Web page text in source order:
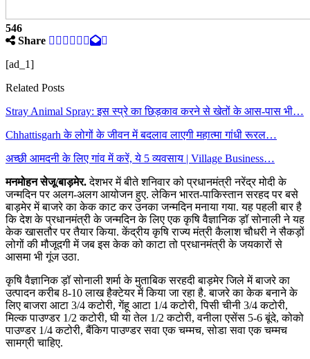
546
Share
[ad_1]
Related Posts
Stray Animal Spray: इस स्प्रे का छिड़काव करने से खेतों के आस-पास भी…
Chhattisgarh के लोगों के जीवन में बदलाव लाएगी महात्मा गांधी रूरल…
अच्छी आमदनी के लिए गांव में करें, ये 5 व्यवसाय | Village Business…
मनमोहन सेजू/बाड़मेर.देशभर में बीते शनिवार को प्रधानमंत्री नरेंद्र मोदी के
जन्मदिन पर अलग-अलग आयोजन हुए. लेकिन भारत-पाकिस्तान सरहद पर बसे
बाड़मेर में बाजरे का केक काट कर उनका जन्मदिन मनाया गया. यह पहली बार है
कि देश के प्रधानमंत्री के जन्मदिन के लिए एक कृषि वैज्ञानिक ड़ॉ सोनाली ने यह
केक खासतौर पर तैयार किया. केंद्रीय कृषि राज्य मंत्री कैलाश चौधरी ने सैकड़ों
लोगों की मौजूदगी में जब इस केक को काटा तो प्रधानमंत्री के जयकारों से
आसमा भी गूंज उठा.
कृषि वैज्ञानिक ड़ॉ सोनाली शर्मा के मुताबिक सरहदी बाड़मेर जिले में बाजरे का
उत्पादन करीब 8-10 लाख हैक्टेयर में किया जा रहा है. बाजरे का केक बनाने के
लिए बाजरा आटा 3/4 कटोरी, गेंहू आटा 1/4 कटोरी, पिसी चीनी 3/4 कटोरी,
मिल्क पाउण्डर 1/2 कटोरी, घी या तेल 1/2 कटोरी, वनीला एसेंस 5-6 बूंदे, कोको
पाउण्डर 1/4 कटोरी, बैंकिग पाउण्डर सवा एक चम्मच, सोडा सवा एक चम्मच
सामग्री चाहिए.